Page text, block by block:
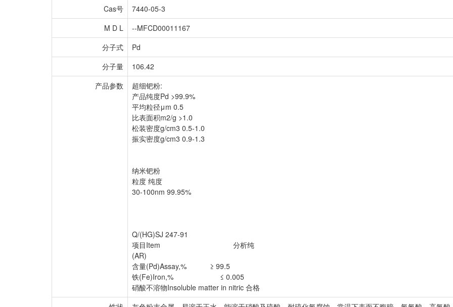
Cas号
7440-05-3
M D L
--MFCD00011167
分子式
Pd
分子量
106.42
产品参数
超细钯粉:
产品纯度Pd >99.9%
平均粒径μm 0.5
比表面积m2/g >1.0
松装密度g/cm3 0.5-1.0
振实密度g/cm3 0.9-1.3
纳米钯粉
粒度 纯度
30-100nm 99.95%
Q/(HG)SJ 247-91
项目Item 分析纯
(AR)
含量(Pd)Assay,% ≥ 99.5
铁(Fe)Iron,% ≤ 0.005
硝酸不溶物Insoluble matter in nitric 合格